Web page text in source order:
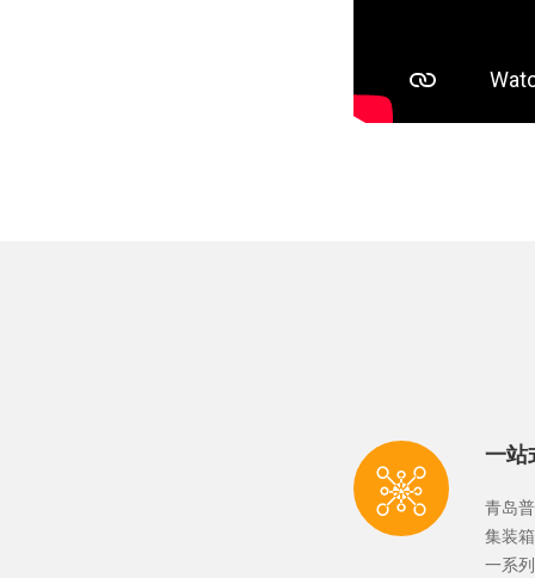
一站
青岛
集装
一系